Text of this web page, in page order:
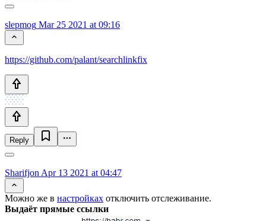
slepmog Mar 25 2021 at 09:16
https://github.com/palant/searchlinkfix
Reply
Sharifjon Apr 13 2021 at 04:47
Можно же в настройках отключить отслеживание.
Выдаёт прямые ссылки